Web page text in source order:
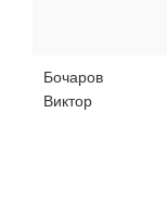
Бочаров
Виктор